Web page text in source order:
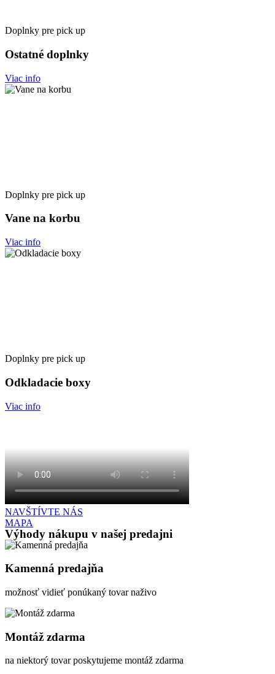
Doplnky pre pick up
Ostatné doplnky
Viac info
Doplnky pre pick up
Vane na korbu
Viac info
Doplnky pre pick up
Odkladacie boxy
Viac info
NAVŠTÍVTE NÁS
MAPA
Výhody nákupu v našej predajni
Kamenná predajňa
možnosť vidieť ponúkaný tovar naživo
Montáž zdarma
na niektorý tovar poskytujeme montáž zdarma